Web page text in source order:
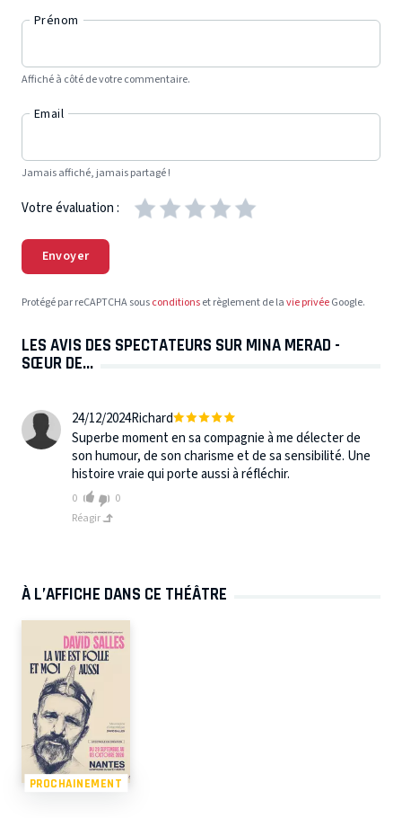
Prénom
Affiché à côté de votre commentaire.
Email
Jamais affiché, jamais partagé !
Votre évaluation :
Envoyer
Protégé par reCAPTCHA sousconditionset règlement de lavie privéeGoogle.
LES AVIS DES SPECTATEURS SUR MINA MERAD -
SŒUR DE...
24/12/2024Richard
Superbe moment en sa compagnie à me délecter de
son humour, de son charisme et de sa sensibilité. Une
histoire vraie qui porte aussi à réfléchir.
0
0
Réagir
À L’AFFICHE DANS CE THÉÂTRE
PROCHAINEMENT